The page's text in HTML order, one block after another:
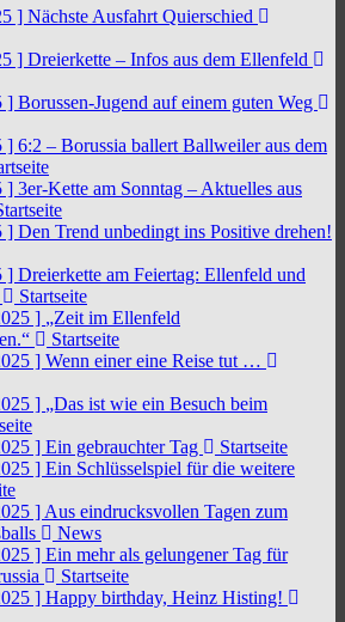
] Nächste Ausfahrt Quierschied
] Dreierkette – Infos aus dem Ellenfeld
] Borussen-Jugend auf einem guten Weg
] 6:2 – Borussia ballert Ballweiler aus dem
] 3er-Kette am Sonntag – Aktuelles aus
] Den Trend unbedingt ins Positive drehen!
] Dreierkette am Feiertag: Ellenfeld und
Startseite
] „Zeit im Ellenfeld
Startseite
] Wenn einer eine Reise tut …
] „Das ist wie ein Besuch beim
] Ein gebrauchter Tag
Startseite
] Ein Schlüsselspiel für die weitere
] Aus eindrucksvollen Tagen zum
News
] Ein mehr als gelungener Tag für
Startseite
] Happy birthday, Heinz Histing!